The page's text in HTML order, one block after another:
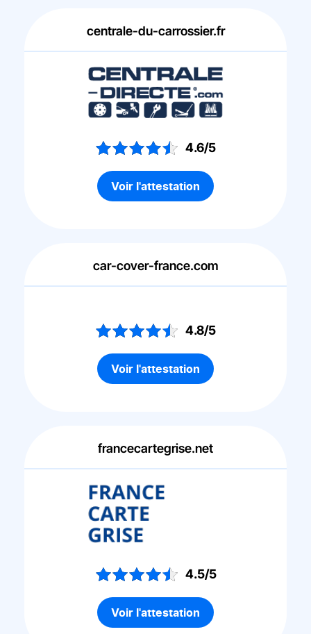
centrale-du-carrossier.fr
4.6/5
Voir l'attestation
car-cover-france.com
4.8/5
Voir l'attestation
francecartegrise.net
4.5/5
Voir l'attestation